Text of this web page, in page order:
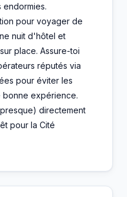
endormies.
pour voyager de
nuit d'hôtel et
place. Assure-toi
réputés via
pour éviter les
bonne expérience.
directement
pour la Cité